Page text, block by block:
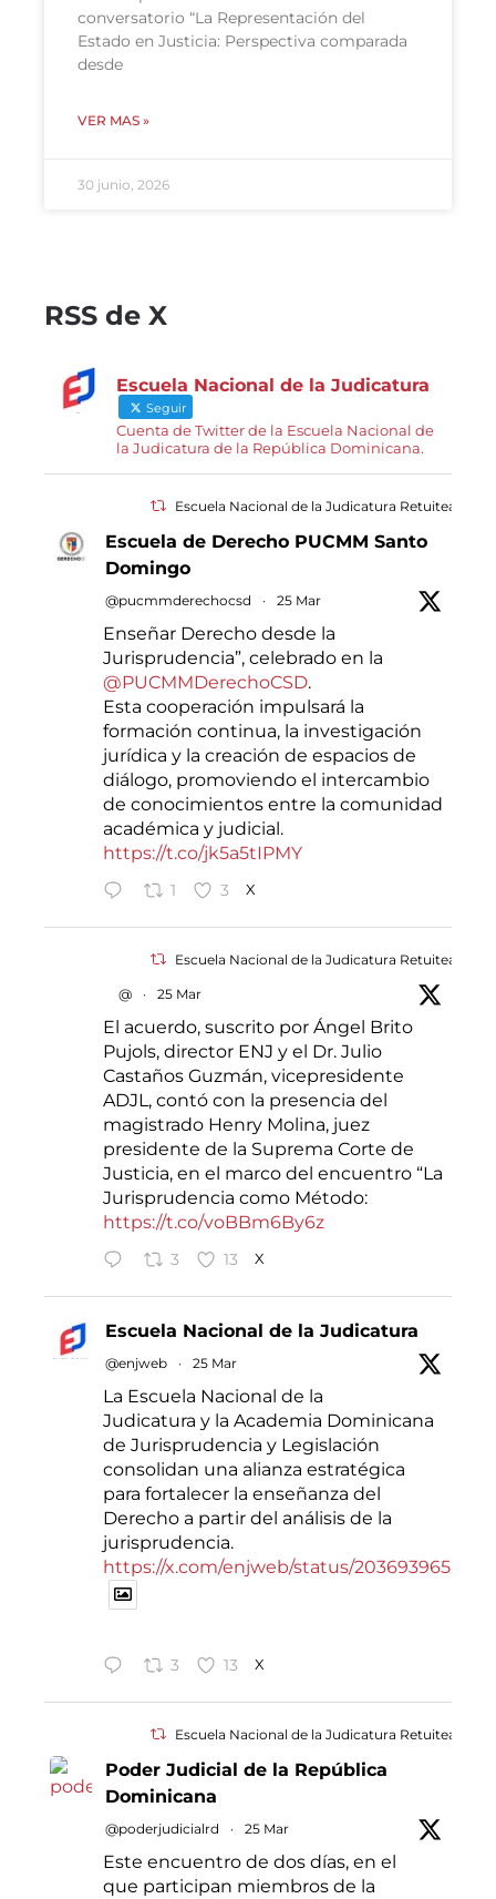
conversatorio “La Representación del
Estado en Justicia: Perspectiva comparada
desde
VER MAS »
30 junio, 2026
RSS de X
Escuela Nacional de la Judicatura
Seguir
Cuenta de Twitter de la Escuela Nacional de
la Judicatura de la República Dominicana.
Escuela Nacional de la Judicatura Retuiteado
Escuela de Derecho PUCMM Santo
Domingo
@pucmmderechocsd · 25 Mar
Enseñar Derecho desde la
Jurisprudencia”, celebrado en la
@PUCMMDerechoCSD.
Esta cooperación impulsará la
formación continua, la investigación
jurídica y la creación de espacios de
diálogo, promoviendo el intercambio
de conocimientos entre la comunidad
académica y judicial.
https://t.co/jk5a5tIPMY
1 3 X
Escuela Nacional de la Judicatura Retuiteado
@ · 25 Mar
El acuerdo, suscrito por Ángel Brito
Pujols, director ENJ y el Dr. Julio
Castaños Guzmán, vicepresidente
ADJL, contó con la presencia del
magistrado Henry Molina, juez
presidente de la Suprema Corte de
Justicia, en el marco del encuentro “La
Jurisprudencia como Método:
https://t.co/voBBm6By6z
3 13 X
Escuela Nacional de la Judicatura
@enjweb · 25 Mar
La Escuela Nacional de la
Judicatura y la Academia Dominicana
de Jurisprudencia y Legislación
consolidan una alianza estratégica
para fortalecer la enseñanza del
Derecho a partir del análisis de la
jurisprudencia.
https://x.com/enjweb/status/
3 13 X
Escuela Nacional de la Judicatura Retuiteado
Poder Judicial de la República
Dominicana
@poderjudicialrd · 25 Mar
Este encuentro de dos días, en el
que participan miembros de la